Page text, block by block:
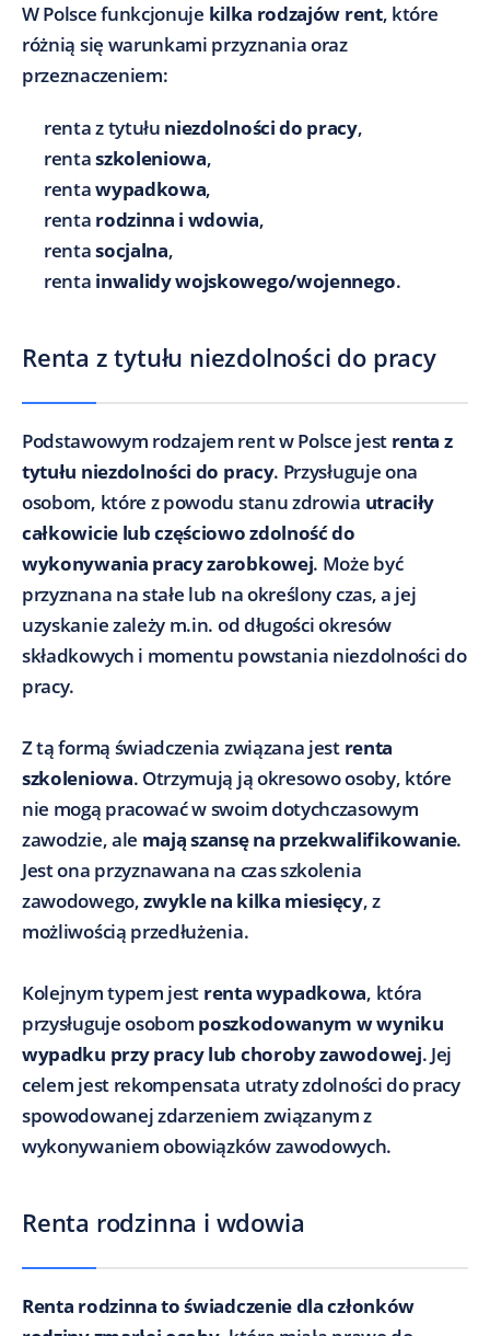
W Polsce funkcjonuje kilka rodzajów rent, które
różnią się warunkami przyznania oraz
przeznaczeniem:
renta z tytułu niezdolności do pracy,
rentaszkoleniowa,
rentawypadkowa,
renta rodzinna i wdowia,
rentasocjalna,
renta inwalidy wojskowego/wojennego.
Renta z tytułu niezdolności do pracy
Podstawowym rodzajem rent w Polsce jest renta z
tytułu niezdolności do pracy. Przysługuje ona
osobom, które z powodu stanu zdrowia utraciły
całkowicie lub częściowo zdolność do
wykonywania pracy zarobkowej. Może być
przyznana na stałe lub na określony czas, a jej
uzyskanie zależy m.in. od długości okresów
składkowych i momentu powstania niezdolności do
pracy.
Z tą formą świadczenia związana jest renta
szkoleniowa. Otrzymują ją okresowo osoby, które
nie mogą pracować w swoim dotychczasowym
zawodzie, ale mają szansę na przekwalifikowanie.
Jest ona przyznawana na czas szkolenia
zawodowego,zwykle na kilka miesięcy, z
możliwością przedłużenia.
Kolejnym typem jest renta wypadkowa, która
przysługuje osobom poszkodowanym w wyniku
wypadku przy pracy lub choroby zawodowej. Jej
celem jest rekompensata utraty zdolności do pracy
spowodowanej zdarzeniem związanym z
wykonywaniem obowiązków zawodowych.
Renta rodzinna i wdowia
Renta rodzinna to świadczenie dla członków